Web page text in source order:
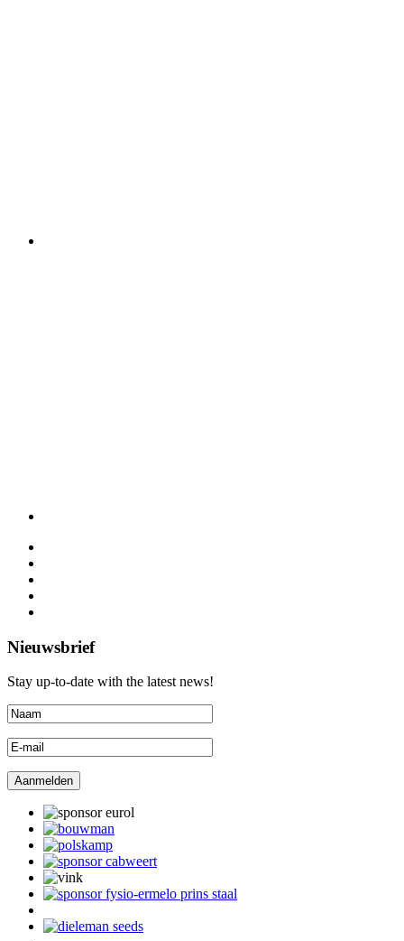
Nieuwsbrief
Stay up-to-date with the latest news!